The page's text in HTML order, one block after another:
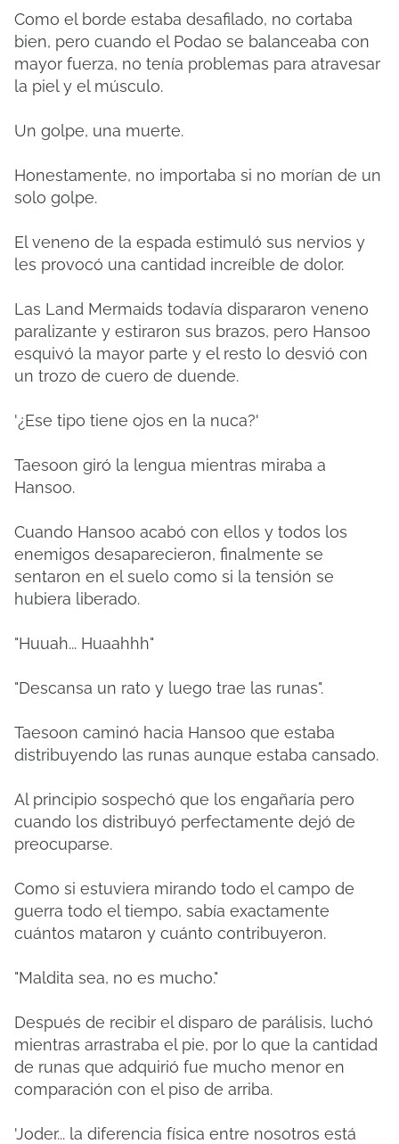
Como el borde estaba desafilado, no cortaba
bien, pero cuando el Podao se balanceaba con
mayor fuerza, no tenía problemas para atravesar
la piel y el músculo.
Un golpe, una muerte.
Honestamente, no importaba si no morían de un
solo golpe.
El veneno de la espada estimuló sus nervios y
les provocó una cantidad increíble de dolor.
Las Land Mermaids todavía dispararon veneno
paralizante y estiraron sus brazos, pero Hansoo
esquivó la mayor parte y el resto lo desvió con
un trozo de cuero de duende.
'¿Ese tipo tiene ojos en la nuca?'
Taesoon giró la lengua mientras miraba a
Hansoo.
Cuando Hansoo acabó con ellos y todos los
enemigos desaparecieron, finalmente se
sentaron en el suelo como si la tensión se
hubiera liberado.
"Huuah... Huaahhh"
"Descansa un rato y luego trae las runas".
Taesoon caminó hacia Hansoo que estaba
distribuyendo las runas aunque estaba cansado.
Al principio sospechó que los engañaría pero
cuando los distribuyó perfectamente dejó de
preocuparse.
Como si estuviera mirando todo el campo de
guerra todo el tiempo, sabía exactamente
cuántos mataron y cuánto contribuyeron.
"Maldita sea, no es mucho."
Después de recibir el disparo de parálisis, luchó
mientras arrastraba el pie, por lo que la cantidad
de runas que adquirió fue mucho menor en
comparación con el piso de arriba.
'Joder... la diferencia física entre nosotros está